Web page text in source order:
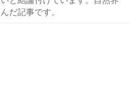
だ記事です。